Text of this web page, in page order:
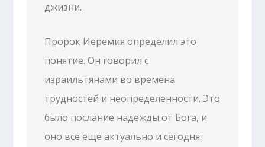
джизни.
Пророк Иеремия определил это
понятие. Он говорил с
израильтянами во времена
трудностей и неопределенности. Это
было послание надежды от Бога, и
оно всё ещё актуально и сегодня: